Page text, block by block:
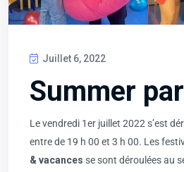
Juillet 6, 2022
Summer
Le vendredi 1er juillet 2022 s’est
entre de 19 h 00 et 3 h 00. Les
& vacances se sont déroulées au